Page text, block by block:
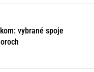
vybrané spoje